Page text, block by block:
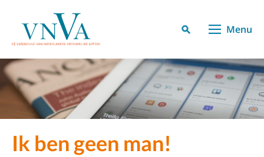
Menu
Ik ben geen man!